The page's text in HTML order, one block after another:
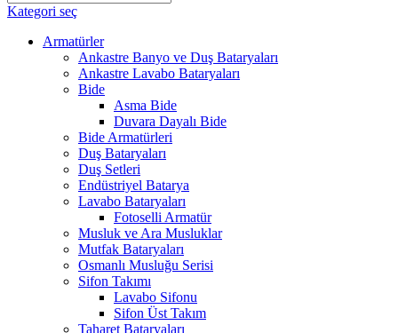
Kategori seç
Armatürler
Ankastre Banyo ve Duş Bataryaları
Ankastre Lavabo Bataryaları
Bide
Asma Bide
Duvara Dayalı Bide
Bide Armatürleri
Duş Bataryaları
Duş Setleri
Endüstriyel Batarya
Lavabo Bataryaları
Fotoselli Armatür
Musluk ve Ara Musluklar
Mutfak Bataryaları
Osmanlı Musluğu Serisi
Sifon Takımı
Lavabo Sifonu
Sifon Üst Takım
Taharet Bataryaları